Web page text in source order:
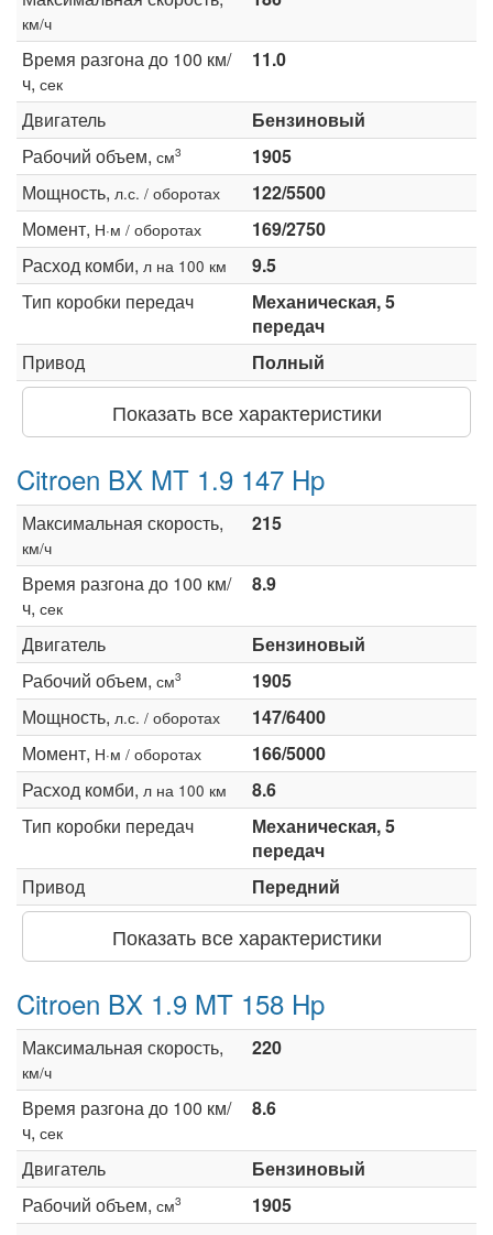
км/ч
Время разгона до 100 км/
ч, сек
11.0
Двигатель
Бензиновый
Рабочий объем, см3
1905
Мощность, л.с. / оборотах
122/5500
Момент, Н·м / оборотах
169/2750
Расход комби, л на 100 км
9.5
Тип коробки передач
Механическая, 5
передач
Привод
Полный
Показать все характеристики
Citroen BX MT 1.9 147 Hp
Максимальная скорость,
км/ч
215
Время разгона до 100 км/
ч, сек
8.9
Двигатель
Бензиновый
Рабочий объем, см3
1905
Мощность, л.с. / оборотах
147/6400
Момент, Н·м / оборотах
166/5000
Расход комби, л на 100 км
8.6
Тип коробки передач
Механическая, 5
передач
Привод
Передний
Показать все характеристики
Citroen BX 1.9 MT 158 Hp
Максимальная скорость,
км/ч
220
Время разгона до 100 км/
ч, сек
8.6
Двигатель
Бензиновый
Рабочий объем, см3
1905